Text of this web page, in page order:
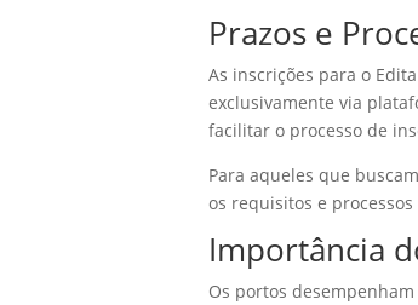
Prazos e
As inscrições para o
exclusivamente via
facilitar o processo de
Para aqueles que
os requisitos e processos
Importância
Os portos